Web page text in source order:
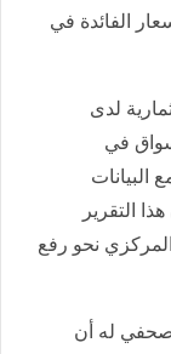
الفائدة في
لدى
في
البيانات
التقرير
نحو رفع
له أن